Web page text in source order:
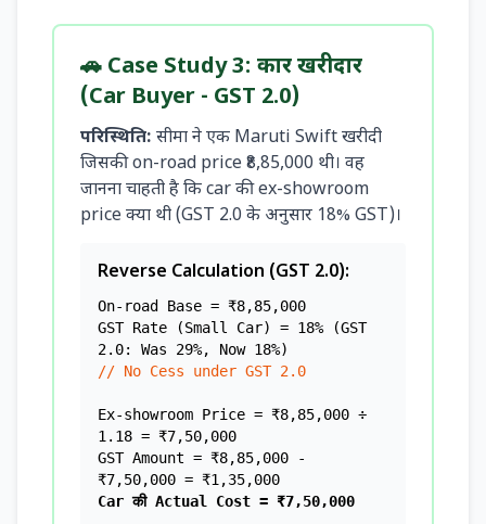
🚗 Case Study 3: कार खरीदार
(Car Buyer - GST 2.0)
परिस्थिति: सीमा ने एक Maruti Swift खरीदी
जिसकी on-road price ₹8,85,000 थी। वह
जानना चाहती है कि car की ex-showroom
price क्या थी (GST 2.0 के अनुसार 18% GST)।
Reverse Calculation (GST 2.0):
On-road Base = ₹8,85,000
GST Rate (Small Car) = 18% (GST
2.0: Was 29%, Now 18%)
// No Cess under GST 2.0
Ex-showroom Price = ₹8,85,000 ÷
1.18 = ₹7,50,000
GST Amount = ₹8,85,000 -
₹7,50,000 = ₹1,35,000
Car की Actual Cost = ₹7,50,000